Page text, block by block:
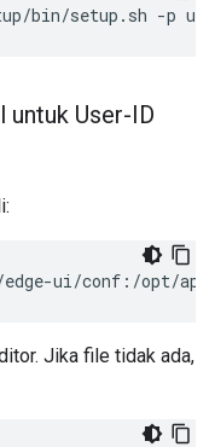
bin/setup.sh -p
untuk User-ID
edge-ui/conf:/opt/
Jika file tidak ada,